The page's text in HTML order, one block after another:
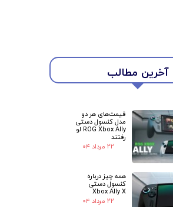
آخرین مطالب
قیمت‌های هر دو
مدل کنسول دستی
ROG Xbox Ally لو
رفتند
۲۲ مرداد ۰۴
همه چیز درباره
کنسول دستی
Xbox Ally X
۲۲ مرداد ۰۴